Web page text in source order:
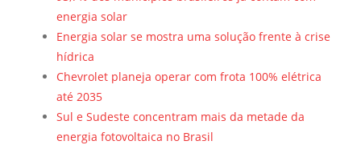
energia solar
Energia solar se mostra uma solução frente à crise
hídrica
Chevrolet planeja operar com frota 100% elétrica
até 2035
Sul e Sudeste concentram mais da metade da
energia fotovoltaica no Brasil